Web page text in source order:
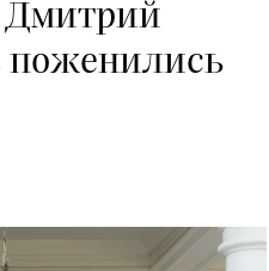
Дмитрий
поженились